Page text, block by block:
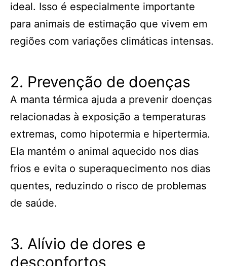
ideal. Isso é especialmente importante
para animais de estimação que vivem em
regiões com variações climáticas intensas.
2. Prevenção de doenças
A manta térmica ajuda a prevenir doenças
relacionadas à exposição a temperaturas
extremas, como hipotermia e hipertermia.
Ela mantém o animal aquecido nos dias
frios e evita o superaquecimento nos dias
quentes, reduzindo o risco de problemas
de saúde.
3. Alívio de dores e
desconfortos